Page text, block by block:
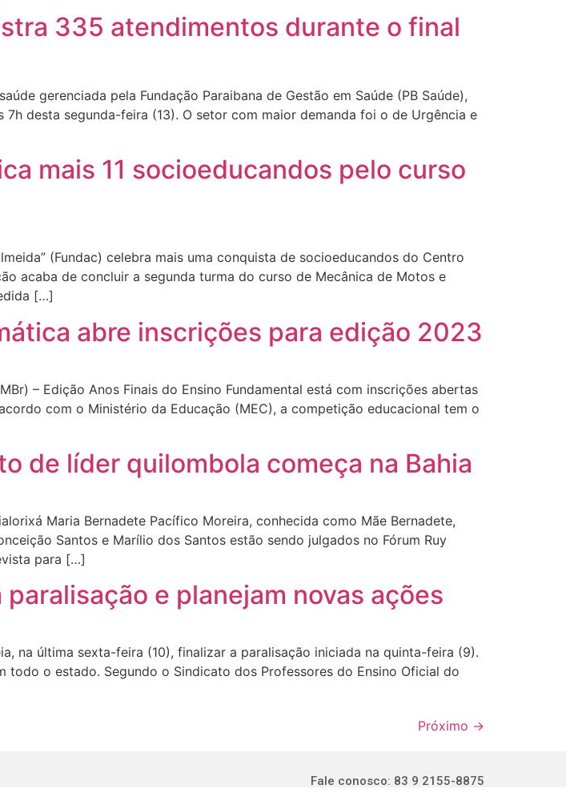
335 atendimentos durante o final
gerenciada pela Fundação Paraibana de Gestão em Saúde (PB Saúde),
desta segunda-feira (13). O setor com maior demanda foi o de Urgência e
mais 11 socioeducandos pelo curso
(Fundac) celebra mais uma conquista de socioeducandos do Centro
acaba de concluir a segunda turma do curso de Mecânica de Motos e
[…]
abre inscrições para edição 2023
– Edição Anos Finais do Ensino Fundamental está com inscrições abertas
com o Ministério da Educação (MEC), a competição educacional tem o
de líder quilombola começa na Bahia
Maria Bernadete Pacífico Moreira, conhecida como Mãe Bernadete,
Santos e Marílio dos Santos estão sendo julgados no Fórum Ruy
para […]
e planejam novas ações
na última sexta-feira (10), finalizar a paralisação iniciada na quinta-feira (9).
o estado. Segundo o Sindicato dos Professores do Ensino Oficial do
Próximo →
Fale conosco: 83 9 2155-8875